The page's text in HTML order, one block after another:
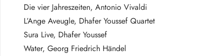
Die vier Jahreszeiten, Antonio Vivaldi
L’Ange Aveugle, Dhafer Youssef Quartet
Sura Live, Dhafer Youssef
Water, Georg Friedrich Händel